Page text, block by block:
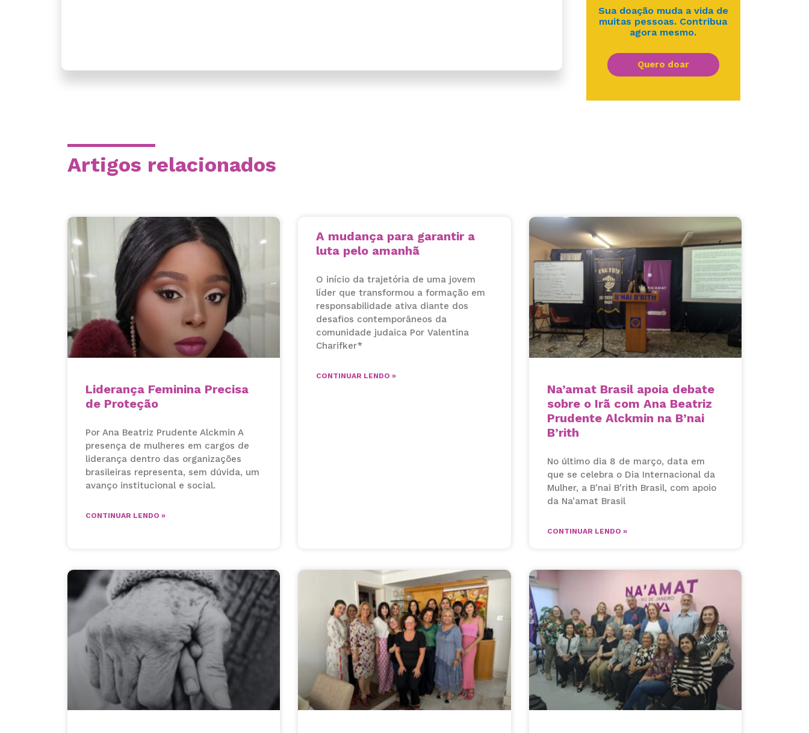
Sua doação muda a vida de
muitas pessoas. Contribua
agora mesmo.
Quero doar
Artigos relacionados
Liderança Feminina Precisa
de Proteção
Por Ana Beatriz Prudente Alckmin A
presença de mulheres em cargos de
liderança dentro das organizações
brasileiras representa, sem dúvida, um
avanço institucional e social.
CONTINUAR LENDO »
A mudança para garantir a
luta pelo amanhã
O início da trajetória de uma jovem
líder que transformou a formação em
responsabilidade ativa diante dos
desafios contemporâneos da
comunidade judaica Por Valentina
Charifker*
CONTINUAR LENDO »
Na’amat Brasil apoia debate
sobre o Irã com Ana Beatriz
Prudente Alckmin na B’nai
B’rith
No último dia 8 de março, data em
que se celebra o Dia Internacional da
Mulher, a B’nai B’rith Brasil, com apoio
da Na’amat Brasil
CONTINUAR LENDO »